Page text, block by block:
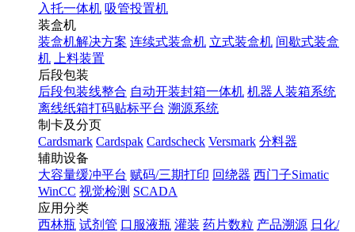
入托一体机 吸管投置机
装盒机
装盒机解决方案 连续式装盒机 立式装盒机 间歇式装盒
机
上料装置
后段包装
后段包装线整合 自动开装封箱一体机 机器人装箱系统
离线纸箱打码贴标平台 溯源系统
制卡及分页
Cardsmark Cardspak Cardscheck Versmark 分料器
辅助设备
大容量缓冲平台 赋码/三期打印 回绕器 西门子Simatic
WinCC 视觉检测 SCADA
应用分类
西林瓶 试剂管 口服液瓶 灌装 药片数粒 产品溯源 日化/